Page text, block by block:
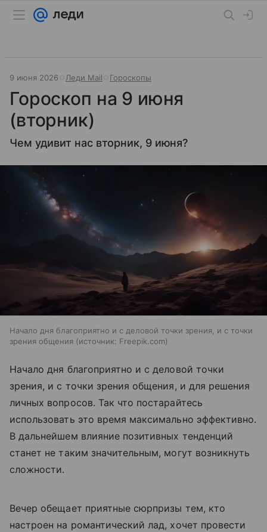
9 июня 2026 Леди Mail Гороскопы
Гороскоп на 9 июня
(вторник)
Чем удивит нас вторник, 9 июня?
Начало дня благоприятно и с деловой точки зрения, и с точки
зрения общения
источник: Freepik.com
Начало дня благоприятно и с деловой точки
зрения, и с точки зрения общения, и для решения
личных вопросов. Так что постарайтесь
использовать это время максимально эффективно.
В дальнейшем влияние позитивных тенденций
станет не таким значительным, могут возникнуть
сложности.
Вечер обещает приятные сюрпризы тем, кто
настроен на романтический лад, хочет провести